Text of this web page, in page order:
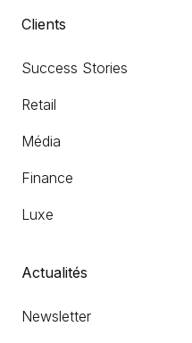
Clients
Success Stories
Retail
Média
Finance
Luxe
Actualités
Newsletter